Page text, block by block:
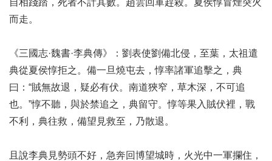
自相踐踏，死者不計其數。趙雲回軍趕殺。夏侯惇冒煙突火
而走。
《三國志·魏書·李典傳》：劉表使劉備北侵，至葉，太祖遣
典從夏侯惇拒之。備一旦燒屯去，惇率諸軍追擊之，典
曰：“賊無故退，疑必有伏。南道狹窄，草木深，不可追
也。”惇不聽，與於禁追之，典留守。惇等果入賊伏裡，戰
不利，典往救，備望見救至，乃散退。
且說李典見勢頭不好，急奔回博望城時，火光中一軍攔住，